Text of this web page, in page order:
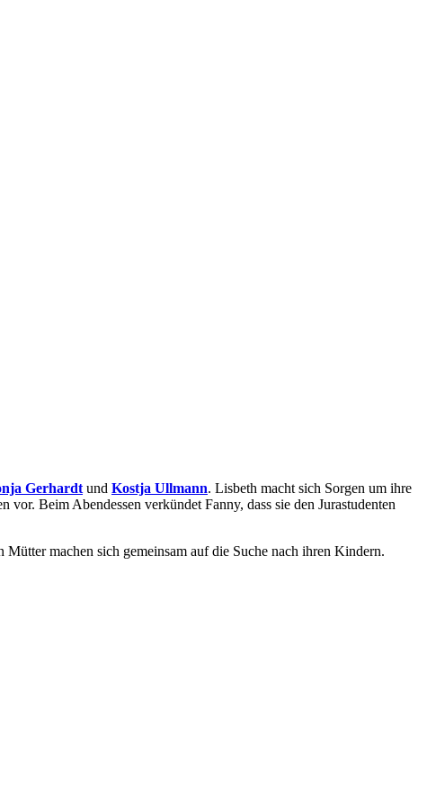
Gerhardt und Kostja Ullmann. Lisbeth macht sich Sorgen um ihre
Beim Abendessen verkündet Fanny, dass sie den Jurastudenten
machen sich gemeinsam auf die Suche nach ihren Kindern.